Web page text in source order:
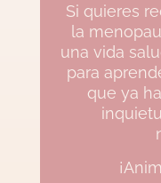
Si quieres
la
una vida
para
que ya